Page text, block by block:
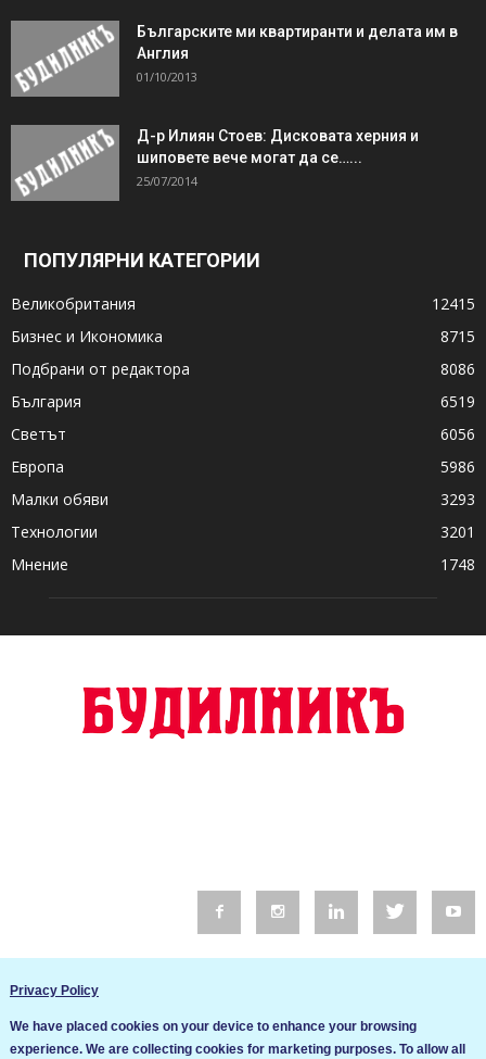
Българските ми квартиранти и делата им в
Англия
01/10/2013
Д-р Илиян Стоев: Дисковата херния и
шиповете вече могат да се…...
25/07/2014
ПОПУЛЯРНИ КАТЕГОРИИ
Великобритания
12415
Бизнес и Икономика
8715
Подбрани от редактора
8086
България
6519
Светът
6056
Европа
5986
Малки обяви
3293
Технологии
3201
Мнение
1748
Общи условия
Privacy Policy
We have placed cookies on your device to enhance your browsing
experience. We are collecting cookies for marketing purposes. To allow all